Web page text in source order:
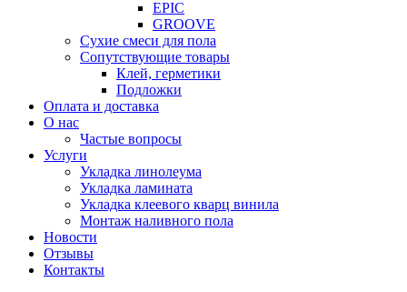
EPIC
GROOVE
Сухие смеси для пола
Сопутствующие товары
Клей, герметики
Подложки
Оплата и доставка
О нас
Частые вопросы
Услуги
Укладка линолеума
Укладка ламината
Укладка клеевого кварц винила
Монтаж наливного пола
Новости
Отзывы
Контакты